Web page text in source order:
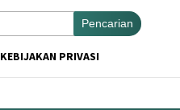
Pencarian
KEBIJAKAN PRIVASI